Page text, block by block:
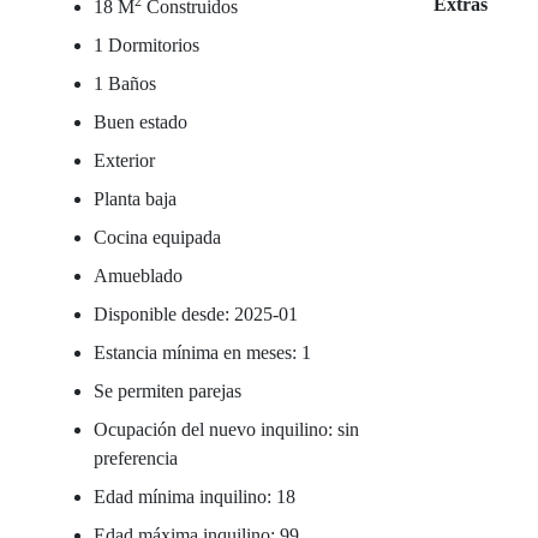
18 M Construidos
1 Dormitorios
1 Baños
Buen estado
Exterior
Planta baja
Cocina equipada
Amueblado
Disponible desde: 2025-01
Estancia mínima en meses: 1
Se permiten parejas
Ocupación del nuevo inquilino: sin
preferencia
Edad mínima inquilino: 18
Extras